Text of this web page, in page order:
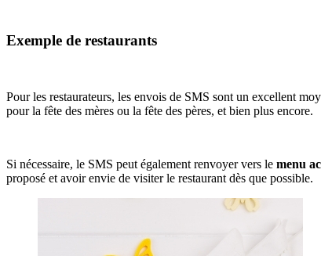
Exemple de restaurants
Pour les restaurateurs, les envois de SMS sont un excellent
pour la fête des mères ou la fête des pères, et bien plus encore.
Si nécessaire, le SMS peut également renvoyer vers le menu
proposé et avoir envie de visiter le restaurant dès que possible.